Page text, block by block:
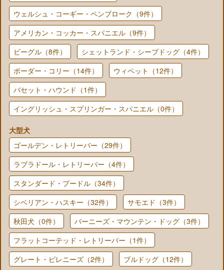
ウェルシュ・コーギー・ペンブローク（9件）
アメリカン・コッカー・スパニエル（9件）
ビーグル（8件）
シェットランド・シープドッグ（4件）
ボーダー・コリー（14件）
ウィペット（12件）
バセット・ハウンド（1件）
イングリッシュ・スプリンガー・スパニエル（0件）
大型犬
ゴールデン・レトリーバー（29件）
ラブラドール・レトリーバー（4件）
スタンダード・プードル（34件）
シベリアン・ハスキー（32件）
サモエド（3件）
秋田犬（0件）
バーニーズ・マウンテン・ドッグ（3件）
フラットコーテッド・レトリーバー（1件）
グレート・ピレニーズ（2件）
ブルドッグ（12件）